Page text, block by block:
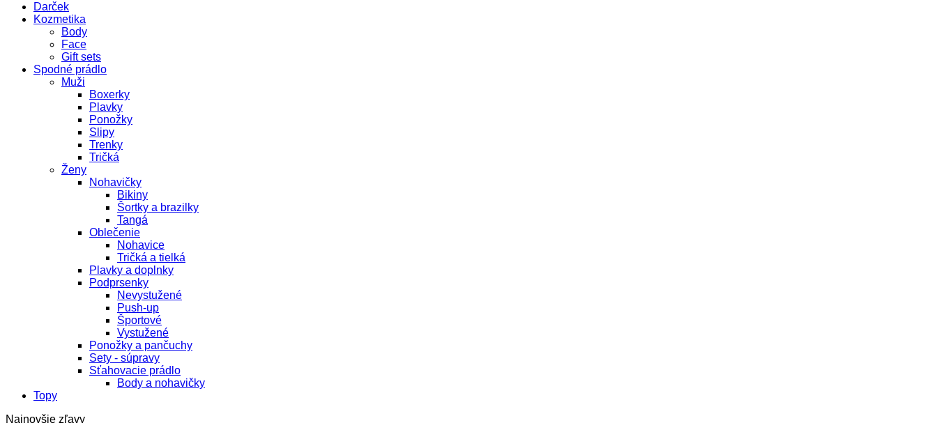
Darček
Kozmetika
Body
Face
Gift sets
Spodné prádlo
Muži
Boxerky
Plavky
Ponožky
Slipy
Trenky
Tričká
Ženy
Nohavičky
Bikiny
Šortky a brazilky
Tangá
Oblečenie
Nohavice
Tričká a tielká
Plavky a doplnky
Podprsenky
Nevystužené
Push-up
Športové
Vystužené
Ponožky a pančuchy
Sety - súpravy
Sťahovacie prádlo
Body a nohavičky
Topy
Najnovšie zľavy